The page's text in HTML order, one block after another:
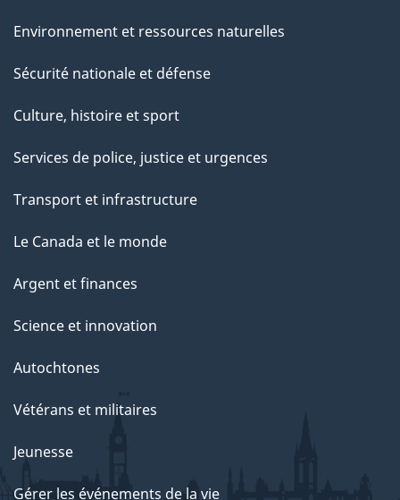
Environnement et ressources naturelles
Sécurité nationale et défense
Culture, histoire et sport
Services de police, justice et urgences
Transport et infrastructure
Le Canada et le monde
Argent et finances
Science et innovation
Autochtones
Vétérans et militaires
Jeunesse
Gérer les événements de la vie